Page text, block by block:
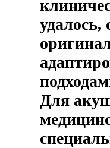
удалось,
Для